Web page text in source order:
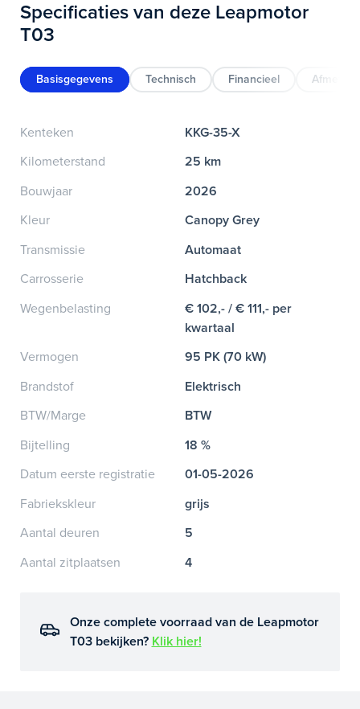
Specificaties van deze Leapmotor
T03
Basisgegevens Technisch Financieel
Kenteken
KKG-35-X
Kilometerstand
25 km
Bouwjaar
2026
Kleur
Canopy Grey
Transmissie
Automaat
Carrosserie
Hatchback
Wegenbelasting
€ 102,- / € 111,- per
kwartaal
Vermogen
95 PK (70 kW)
Brandstof
Elektrisch
BTW/Marge
BTW
Bijtelling
18 %
Datum eerste registratie
01-05-2026
Fabriekskleur
grijs
Aantal deuren
5
Aantal zitplaatsen
4
Onze complete voorraad van de Leapmotor
T03 bekijken? Klik hier!